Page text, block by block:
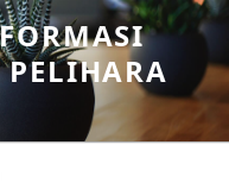
PELIHARA